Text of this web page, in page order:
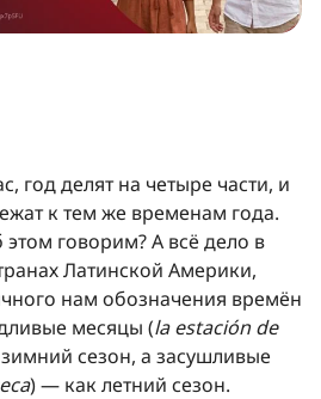
год делят на четыре части, и
к тем же временам года.
говорим? А всё дело в
Латинской Америки,
нам обозначения времён
месяцы (la estación de
сезон, а засушливые
) — как летний сезон.